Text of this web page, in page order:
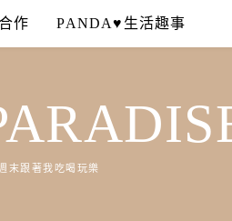
作 PANDA♥生活趣事
末跟著我吃喝玩樂